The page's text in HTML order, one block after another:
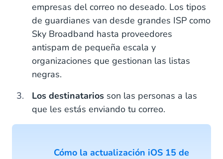
empresas del correo no deseado. Los tipos
de guardianes van desde grandes ISP como
Sky Broadband hasta proveedores
antispam de pequeña escala y
organizaciones que gestionan las listas
negras.
Los destinatarios son las personas a las
que les estás enviando tu correo.
Cómo la actualización iOS 15 de